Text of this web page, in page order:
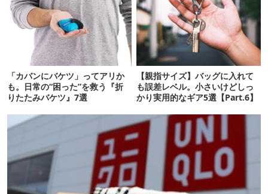
「カバンにバケツ」ってアリか
も。日常の“困った”を救う『折
りたたみバケツ』7選
【親指サイズ】バッグに入れて
も誤差レベル。小さいけどしっ
かり実用的なギア5選【Part.6】